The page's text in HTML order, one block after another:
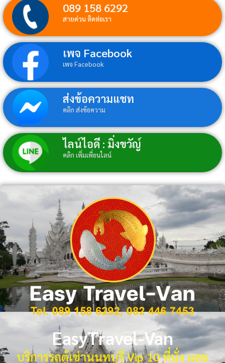
089 158 6292
สายด่วน ติดต่อเรา
เพจ Facebook
เพจ Facebook
ส่งข้อความแชท
คลิก ส่งข้อความ
ไลน์ไอดี : มิ่งขวัญ์
คลิก เพิ่มเพื่อนไลน์
EasyTravel-Van
บริการรถตู้เช่านนทบุรี Vip 10 ที่นั่ง และ